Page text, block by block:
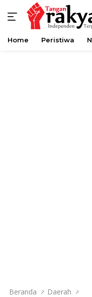
Langsung
Home Peristiwa
Beranda Daerah